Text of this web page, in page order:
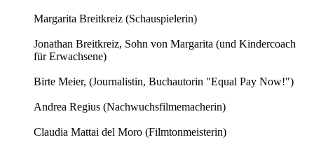
Margarita Breitkreiz (Schauspielerin)
Jonathan Breitkreiz, Sohn von Margarita (und Kindercoach
für Erwachsene)
Birte Meier, (Journalistin, Buchautorin "Equal Pay Now!")
Andrea Regius (Nachwuchsfilmemacherin)
Claudia Mattai del Moro (Filmtonmeisterin)